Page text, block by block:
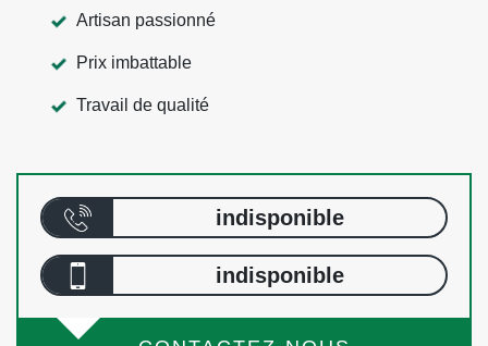
Artisan passionné
Prix imbattable
Travail de qualité
indisponible
indisponible